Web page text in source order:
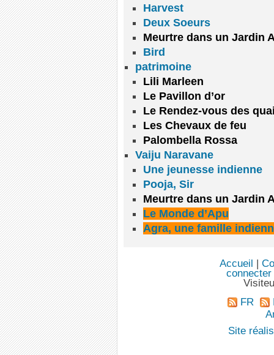
Harvest
Deux Soeurs
Meurtre dans un Jardin
Bird
patrimoine
Lili Marleen
Le Pavillon d’or
Le Rendez-vous des
Les Chevaux de feu
Palombella Rossa
Vaiju Naravane
Une jeunesse indienne
Pooja, Sir
Meurtre dans un Jardin
Le Monde d’Apu
Agra, une famille
Accueil |
connecter
FR
Site